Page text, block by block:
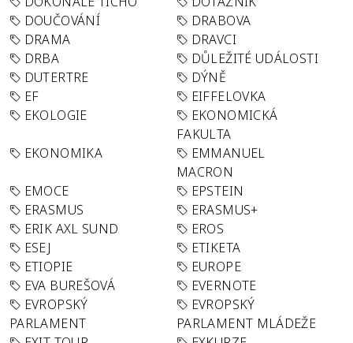
DOUČOVÁNÍ
DRABOVA
DRAMA
DRAVCI
DRBA
DŮLEŽITÉ UDÁLOSTI
DUTERTRE
DÝNĚ
EF
EIFFELOVKA
EKOLOGIE
EKONOMICKÁ
FAKULTA
EKONOMIKA
EMMANUEL
MACRON
EMOCE
EPSTEIN
ERASMUS
ERASMUS+
ERIK AXL SUND
EROS
ESEJ
ETIKETA
ETIOPIE
EUROPE
EVA BUREŠOVÁ
EVERNOTE
EVROPSKÝ
PARLAMENT
EVROPSKÝ
PARLAMENT MLÁDEŽE